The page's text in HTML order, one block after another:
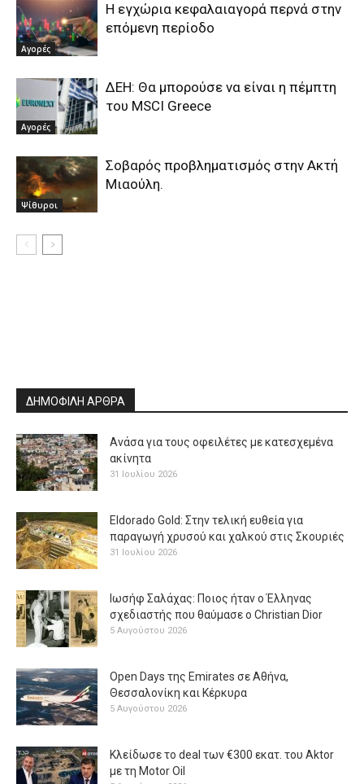
Αγορές
Η εγχώρια κεφαλαιαγορά περνά στην
επόμενη περίοδο
Αγορές
ΔΕΗ: Θα μπορούσε να είναι η πέμπτη
του MSCI Greece
Ψίθυροι
Σοβαρός προβληματισμός στην Ακτή
Μιαούλη.
ΔΗΜΟΦΙΛΗ ΑΡΘΡΑ
Ανάσα για τους οφειλέτες με κατεσχεμένα
ακίνητα
31 Ιουλίου 2026
Eldorado Gold: Στην τελική ευθεία για
παραγωγή χρυσού και χαλκού στις Σκουριές
31 Ιουλίου 2026
Ιωσήφ Σαλάχας: Ποιος ήταν ο Έλληνας
σχεδιαστής που θαύμασε ο Christian Dior
5 Αυγούστου 2026
Open Days της Emirates σε Αθήνα,
Θεσσαλονίκη και Κέρκυρα
5 Αυγούστου 2026
Κλείδωσε το deal των €300 εκατ. του Aktor
με τη Μotor Oil